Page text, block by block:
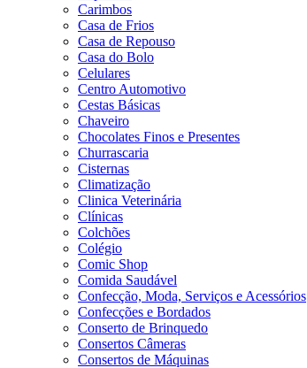
Carimbos
Casa de Frios
Casa de Repouso
Casa do Bolo
Celulares
Centro Automotivo
Cestas Básicas
Chaveiro
Chocolates Finos e Presentes
Churrascaria
Cisternas
Climatização
Clinica Veterinária
Clínicas
Colchões
Colégio
Comic Shop
Comida Saudável
Confecção, Moda, Serviços e Acessórios
Confecções e Bordados
Conserto de Brinquedo
Consertos Câmeras
Consertos de Máquinas